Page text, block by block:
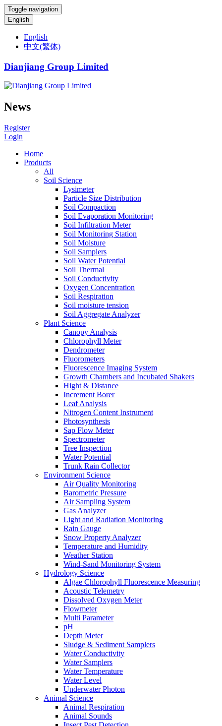
Toggle navigation
English
English
中文(繁体)
Dianjiang Group Limited
News
Register
Login
Home
Products
All
Soil Science
Lysimeter
Particle Size Distribution
Soil Compaction
Soil Evaporation Monitoring
Soil Infiltration Meter
Soil Monitoring Station
Soil Moisture
Soil Samplers
Soil Water Potential
Soil Thermal
Soil Conductivity
Oxygen Concentration
Soil Respiration
Soil moisture tension
Soil Aggregate Analyzer
Plant Science
Canopy Analysis
Chlorophyll Meter
Dendrometer
Fluorometers
Fluorescence Imaging System
Growth Chambers and Incubated Shakers
Hight & Distance
Increment Borer
Leaf Analysis
Nitrogen Content Instrument
Photosynthesis
Sap Flow Meter
Spectrometer
Tree Inspection
Water Potential
Trunk Rain Collector
Environment Science
Air Quality Monitoring
Barometric Pressure
Air Sampling System
Gas Analyzer
Light and Radiation Monitoring
Rain Gauge
Snow Property Analyzer
Temperature and Humidity
Weather Station
Wind-Sand Monitoring System
Hydrology Science
Algae Chlorophyll Fluorescence Measuring
Acoustic Telemetry
Dissolved Oxygen Meter
Flowmeter
Multi Parameter
pH
Depth Meter
Sludge & Sediment Samplers
Water Conductivity
Water Samplers
Water Temperature
Water Level
Underwater Photon
Animal Science
Animal Respiration
Animal Sounds